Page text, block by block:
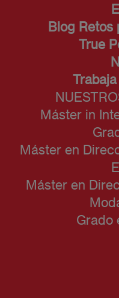
Blog Retos
True
Máster in
Máster en
Máster en
Grado